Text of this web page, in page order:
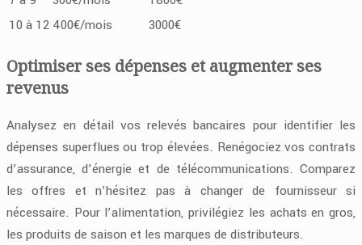
10 à 12 400€/mois 3000€
Optimiser ses dépenses et augmenter ses
revenus
Analysez en détail vos relevés bancaires pour identifier les
dépenses superflues ou trop élevées. Renégociez vos contrats
d’assurance, d’énergie et de télécommunications. Comparez
les offres et n’hésitez pas à changer de fournisseur si
nécessaire. Pour l’alimentation, privilégiez les achats en gros,
les produits de saison et les marques de distributeurs.